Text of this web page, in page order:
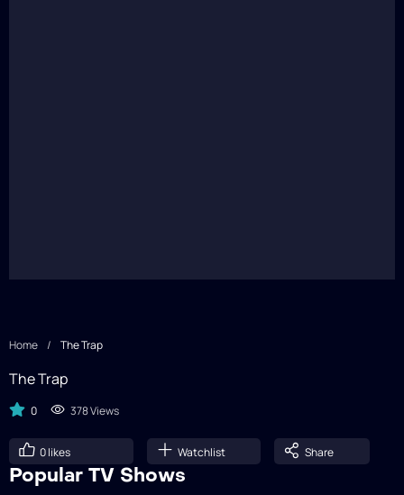
Home / The Trap
The Trap
0 378 Views
0likes Watchlist Share
Popular TV Shows